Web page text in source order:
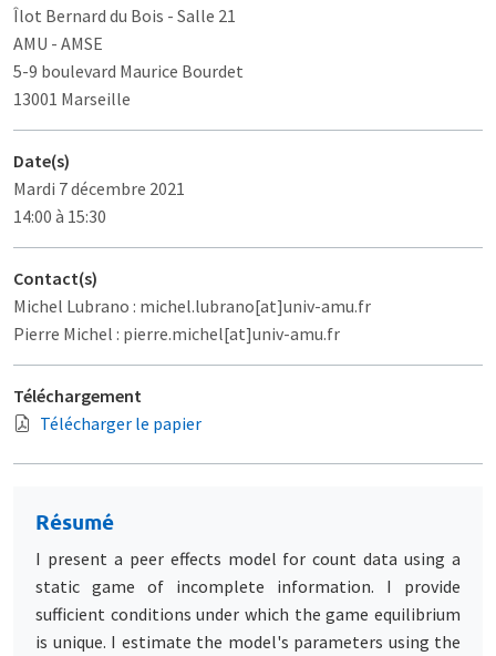
Îlot Bernard du Bois - Salle 21
AMU - AMSE
5-9 boulevard Maurice Bourdet
13001 Marseille
Date(s)
Mardi 7 décembre 2021
14:00 à 15:30
Contact(s)
Michel Lubrano : michel.lubrano[at]univ-amu.fr
Pierre Michel : pierre.michel[at]univ-amu.fr
Téléchargement
Télécharger le papier
Résumé
I present a peer effects model for count data using a
static game of incomplete information. I provide
sufficient conditions under which the game equilibrium
is unique. I estimate the model's parameters using the